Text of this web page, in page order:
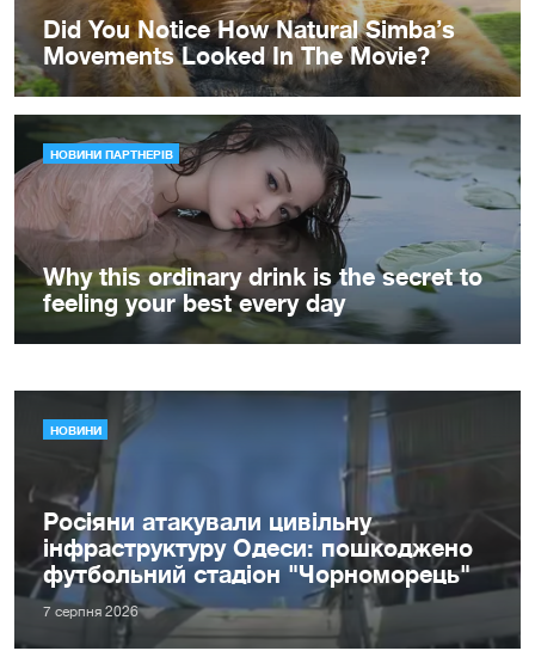
НОВИНИ
Росіяни атакували цивільну
інфраструктуру Одеси: пошкоджено
футбольний стадіон "Чорноморець"
7 серпня 2026